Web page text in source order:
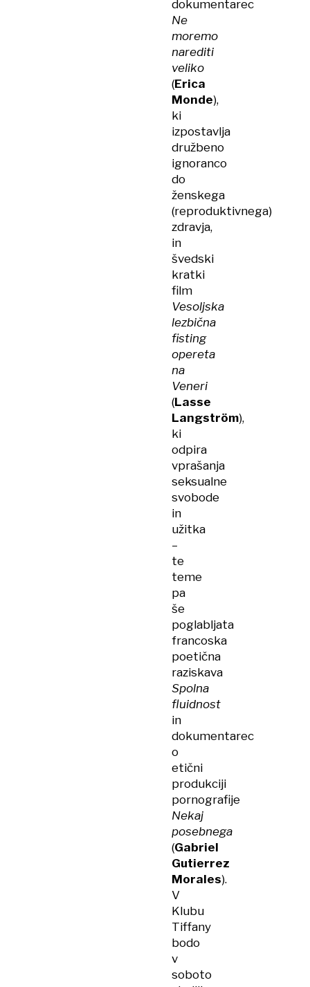
dokumentarec
Ne
moremo
narediti
veliko
(Erica
Monde),
ki
izpostavlja
družbeno
ignoranco
do
ženskega
(reproduktivnega)
zdravja,
in
švedski
kratki
film
Vesoljska
lezbična
fisting
opereta
na
Veneri
(Lasse
Langström),
ki
odpira
vprašanja
seksualne
svobode
in
užitka
–
te
teme
pa
še
poglabljata
francoska
poetična
raziskava
Spolna
fluidnost
in
dokumentarec
o
etični
produkciji
pornografije
Nekaj
posebnega
(Gabriel
Gutierrez
Morales).
V
Klubu
Tiffany
bodo
v
soboto